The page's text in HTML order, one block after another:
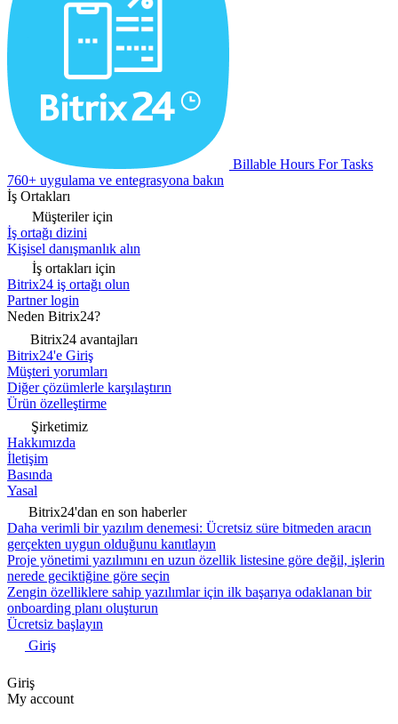
Billable Hours For Tasks
760+ uygulama ve entegrasyona bakın
İş Ortakları
Müşteriler için
İş ortağı dizini
Kişisel danışmanlık alın
İş ortakları için
Bitrix24 iş ortağı olun
Partner login
Neden Bitrix24?
Bitrix24 avantajları
Bitrix24'e Giriş
Müşteri yorumları
Diğer çözümlerle karşılaştırın
Ürün özelleştirme
Şirketimiz
Hakkımızda
İletişim
Basında
Yasal
Bitrix24'dan en son haberler
Daha verimli bir yazılım denemesi: Ücretsiz süre bitmeden aracın
gerçekten uygun olduğunu kanıtlayın
Proje yönetimi yazılımını en uzun özellik listesine göre değil, işlerin
nerede geciktiğine göre seçin
Zengin özelliklere sahip yazılımlar için ilk başarıya odaklanan bir
onboarding planı oluşturun
Ücretsiz başlayın
Giriş
Giriş
My account